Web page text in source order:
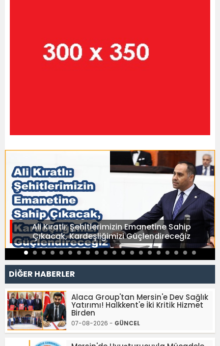
Ali Kıratlı: Şehitlerimizin Emanetine Sahip
Çıkacak, Kardeşliğimizi Güçlendireceğiz
DİĞER HABERLER
Alaca Group'tan Mersin'e Dev Sağlık
Yatırımı! Halkkent'e İki Kritik Hizmet
Birden
07-08-2026 - GÜNCEL